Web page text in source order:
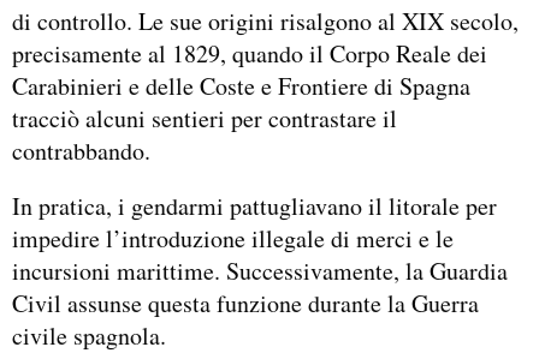
di controllo. Le sue origini risalgono al XIX secolo,
precisamente al 1829, quando il Corpo Reale dei
Carabinieri e delle Coste e Frontiere di Spagna
tracciò alcuni sentieri per contrastare il
contrabbando.
In pratica, i gendarmi pattugliavano il litorale per
impedire l’introduzione illegale di merci e le
incursioni marittime. Successivamente, la Guardia
Civil assunse questa funzione durante la Guerra
civile spagnola.